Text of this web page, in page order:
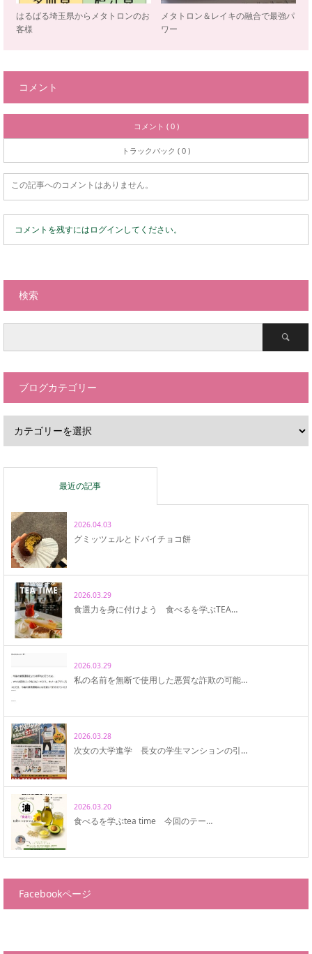
はるばる埼玉県からメタトロンのお
客様
メタトロン＆レイキの融合で最強パ
ワー
コメント
コメント ( 0 )
トラックバック ( 0 )
この記事へのコメントはありません。
コメントを残すにはログインしてください。
検索
ブログカテゴリー
最近の記事
2026.04.03
グミッツェルとドバイチョコ餅
2026.03.29
食選力を身に付けよう 食べるを学ぶTEA…
2026.03.29
私の名前を無断で使用した悪質な詐欺の可能…
2026.03.28
次女の大学進学 長女の学生マンションの引…
2026.03.20
食べるを学ぶtea time 今回のテー…
Facebookページ